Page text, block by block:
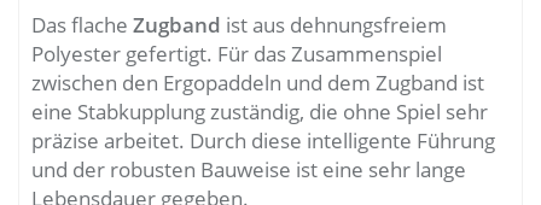
Das flache Zugband ist aus dehnungsfreiem
Polyester gefertigt. Für das Zusammenspiel
zwischen den Ergopaddeln und dem Zugband ist
eine Stabkupplung zuständig, die ohne Spiel sehr
präzise arbeitet. Durch diese intelligente Führung
und der robusten Bauweise ist eine sehr lange
Lebensdauer gegeben.